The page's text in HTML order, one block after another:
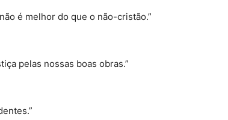
é melhor do que o não-cristão.”
pelas nossas boas obras.”